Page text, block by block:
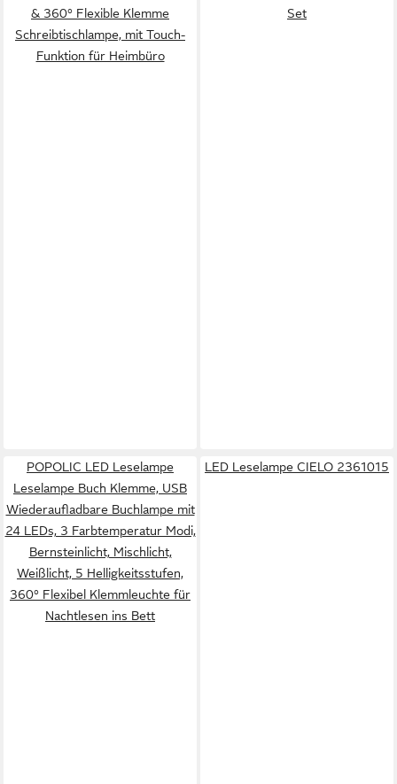
& 360° Flexible Klemme
Schreibtischlampe, mit Touch-
Funktion für Heimbüro
Set
POPOLIC LED Leselampe
Leselampe Buch Klemme, USB
Wiederaufladbare Buchlampe mit
24 LEDs, 3 Farbtemperatur Modi,
Bernsteinlicht, Mischlicht,
Weißlicht, 5 Helligkeitsstufen,
360° Flexibel Klemmleuchte für
Nachtlesen ins Bett
LED Leselampe CIELO 2361015